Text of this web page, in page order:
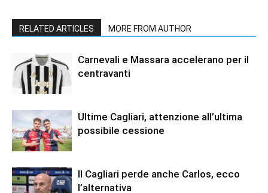
RELATED ARTICLES MORE FROM AUTHOR
Carnevali e Massara accelerano per il
centravanti
Ultime Cagliari, attenzione all’ultima
possibile cessione
Il Cagliari perde anche Carlos, ecco
l’alternativa